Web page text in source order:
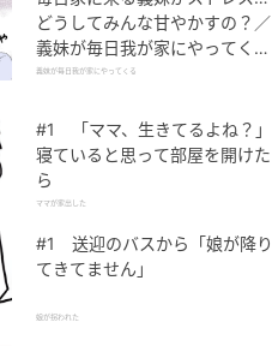
どうしてみんな甘やかすの？／
義妹が毎日我が家にやってくる
（1）【義父母がシンドイんで
義妹が毎日我が家にやってくる
#1 「ママ、生きてるよね？」
寝ていると思って部屋を開けた
ら
ママが家出した
#1 送迎のバスから「娘が降り
てきてません」
娘が拐われた